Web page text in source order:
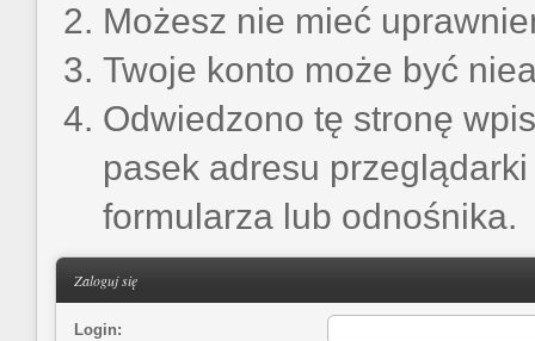
Możesz nie mieć
Twoje konto może być
Odwiedzono tę stronę
pasek adresu
formularza lub odnośnika.
Zaloguj się
Login: